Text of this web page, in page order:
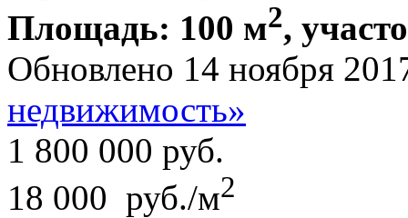
Площадь: 100 м2,
Обновлено 14 ноября
недвижимость»
1 800 000 руб.
18 000 руб./м2